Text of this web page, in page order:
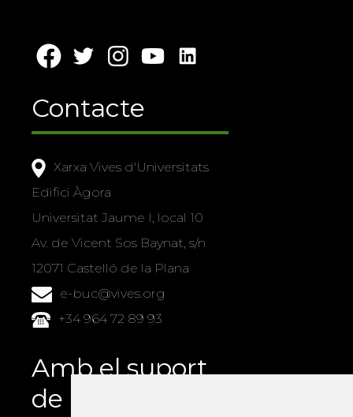
Contacte
Xarxa Vives d'Universitats
Edifici Àgora
Universitat Jaume I, local 10
Av. de Vicent Sos Baynat, s/n
12071 Castelló de la Plana
e-buc@vives.org
+34 964 72 89 93
Amb el suport
de